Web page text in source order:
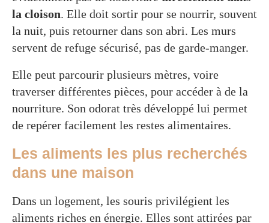
la cloison. Elle doit sortir pour se nourrir, souvent
la nuit, puis retourner dans son abri. Les murs
servent de refuge sécurisé, pas de garde-manger.
Elle peut parcourir plusieurs mètres, voire
traverser différentes pièces, pour accéder à de la
nourriture. Son odorat très développé lui permet
de repérer facilement les restes alimentaires.
Les aliments les plus recherchés
dans une maison
Dans un logement, les souris privilégient les
aliments riches en énergie. Elles sont attirées par